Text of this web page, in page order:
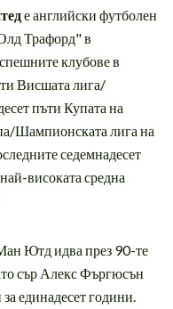
е английски футболен
Трафорд" в
клубове в
Висшата лига/
пъти Купата на
Шампионската лига на
седемнадесет
високата средна
Ютд идва през 90-те
сър Алекс Фъргюсън
единадесет години.